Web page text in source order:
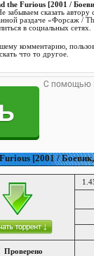
the Furious [2001 /
забываем сказать автору
раздаче «Форсаж /
в социальных сетях.
комментарию,
что то другое.
[2001 /
Проверено